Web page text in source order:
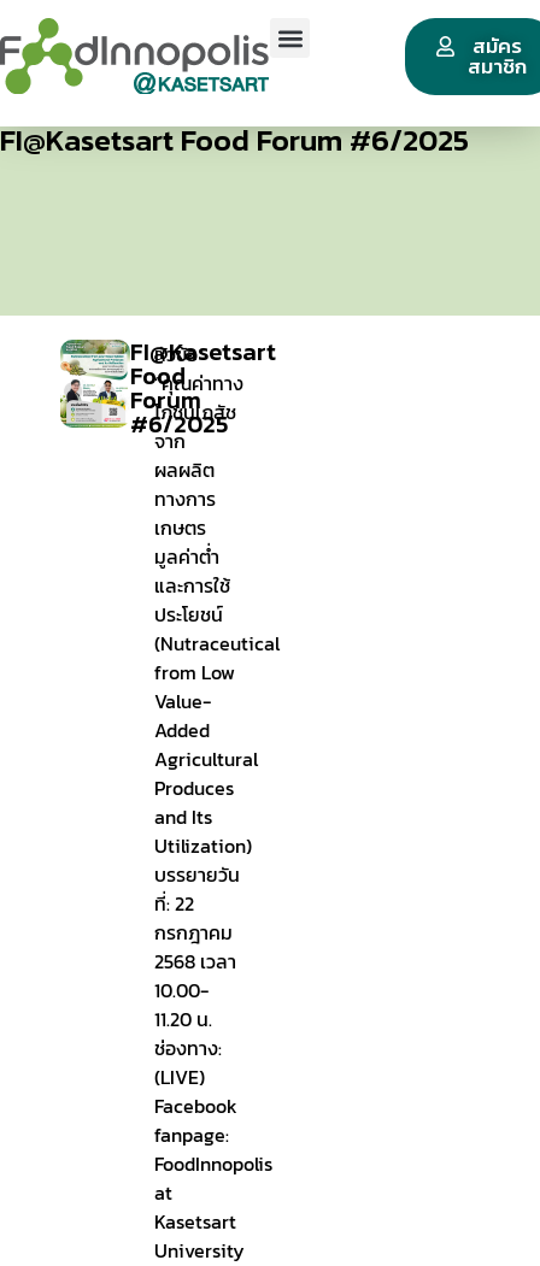
สมัคร
สมาชิก
FI@Kasetsart Food Forum #6/2025
FI@Kasetsart
Food
Forum
#6/2025
หัวข้อ
“คุณค่าทาง
โภชนเภสัช
จาก
ผลผลิต
ทางการ
เกษตร
มูลค่าต่ำ
และการใช้
ประโยชน์
(Nutraceutical
from Low
Value-
Added
Agricultural
Produces
and Its
Utilization)
บรรยายวัน
ที่: 22
กรกฎาคม
2568 เวลา
10.00-
11.20 น.
ช่องทาง:
(LIVE)
Facebook
fanpage:
FoodInnopolis
at
Kasetsart
University